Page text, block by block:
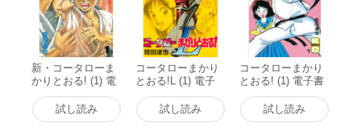
新・コータローま
かりとおる! (1) 電
子書籍版
試し読み
コータローまかり
とおる!L (1) 電子
書籍版
試し読み
コータローまかり
とおる! (1) 電子書
籍版
試し読み